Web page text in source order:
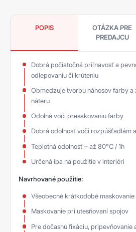
POPIS
OTÁZKA PRE
PREDAJCU
Dobrá počiatočná priľnavosť a
odlepovaniu či krúteniu
Obmedzuje tvorbu nánosov farby a
náteru
Odolná voči presakovaniu farby
Dobrá odolnosť voči rozpúšťadlám
Teplotná odolnosť – až 80°C / 1h
Určená iba na použitie v interiéri
Navrhované použitie:
Všeobecné krátkodobé maskovanie
Maskovanie pri utesňovaní spojov
Pre dočasnú fixáciu, pripevňovanie